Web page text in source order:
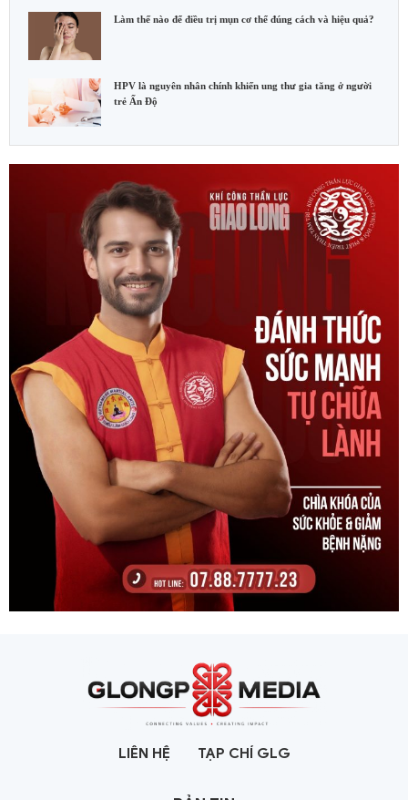
Làm thế nào để điều trị mụn cơ thể đúng cách và hiệu quả?
HPV là nguyên nhân chính khiến ung thư gia tăng ở người
trẻ Ấn Độ
LIÊN HỆ TẠP CHÍ GLG